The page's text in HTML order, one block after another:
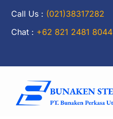
Call Us : (021)38317282
Chat : +62 821 2481 8044